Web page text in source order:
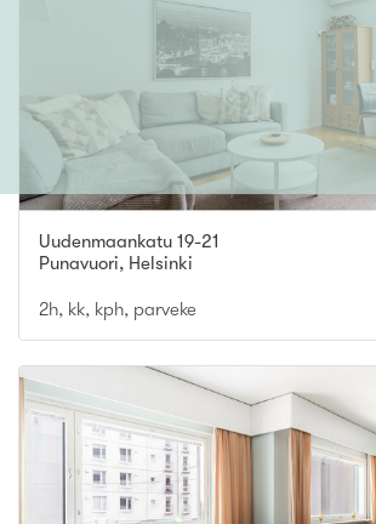
Uudenmaankatu 19-21
Punavuori, Helsinki
2h, kk, kph, parveke